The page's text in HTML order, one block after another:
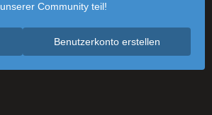
unserer Community teil!
Benutzerkonto erstellen